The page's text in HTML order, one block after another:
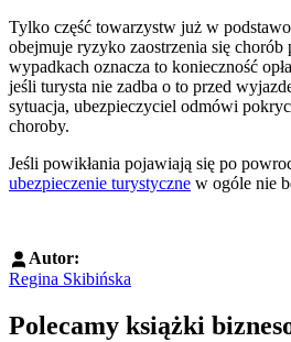
Tylko część towarzystw już w
obejmuje ryzyko zaostrzenia się
wypadkach oznacza to konieczność
jeśli turysta nie zadba o to przed
sytuacja, ubezpieczyciel odmówi
choroby.
Jeśli powikłania pojawiają się po
ubezpieczenie turystyczne w ogóle nie
Autor:
Regina Skibińska
Polecamy książki